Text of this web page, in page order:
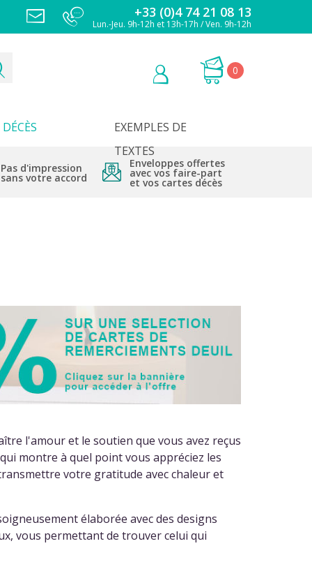
+33 (0)4 74 21 08 13
Lun.-Jeu. 9h-12h et 13h-17h / Ven. 9h-12h
0
DÉCÈS
EXEMPLES DE
TEXTES
Pas d'impression
sans votre accord
Enveloppes offertes
avec vos faire-part
et vos cartes décès
l'amour et le soutien que vous avez reçus
montre à quel point vous appréciez les
votre gratitude avec chaleur et
élaborée avec des designs
vous permettant de trouver celui qui